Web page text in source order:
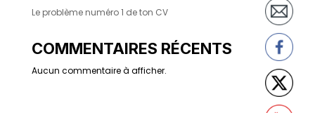
Le problème numéro 1 de ton CV
COMMENTAIRES RÉCENTS
Aucun commentaire à afficher.